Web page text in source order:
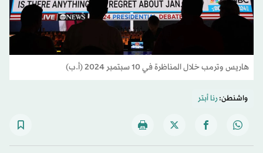
هاريس وترمب خلال المناظرة في 10 سبتمبر 2024 (أ.ب)
واشنطن:رنا أبتر